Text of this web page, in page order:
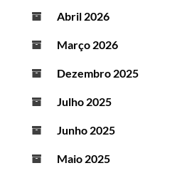
Abril 2026
Março 2026
Dezembro 2025
Julho 2025
Junho 2025
Maio 2025